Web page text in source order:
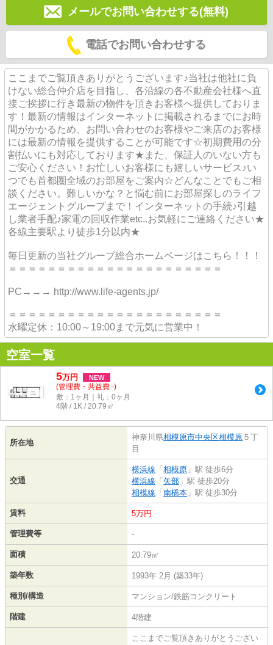
メールでお問い合わせする(無料)
電話でお問い合わせする
ここまでご覧頂きありがとうございます♪当社は他社に負
けない総合仲介店を目指し、各沿線の各不動産会社様へ直
接ご挨拶に行き最新の物件を頂きお客様へ提供しておりま
す！最新の情報はインターネットに掲載されるまでにお時
間がかかるため、お問い合わせのお客様やご来店のお客様
には最新の情報を提供することが可能です☆初期費用の分
割払いにも対応しております★また、保証人のいない方も
ご安心ください！お忙しいお客様にも嬉しいサービス♪い
つでも首都圏全域のお部屋をご案内☆どんなことでもご相
談ください。難しいかな？と悩む前にお部屋探しのライフ
エージェントグループまで！インターネットの手続♪引越
し業者手配♪家電の回収作業etc..お気軽にご連絡ください★
各線主要駅より徒歩1分以内★
毎日更新の当社グループ総合ホームページはこちら！！！
＝＝＝＝＝＝＝＝＝＝＝＝＝＝＝＝＝＝＝＝＝＝
PC→→→ http://www.life-agents.jp/
＝＝＝＝＝＝＝＝＝＝＝＝＝＝＝＝＝＝＝＝＝＝
水曜定休：10:00～19:00まで元気に営業中！
空室一覧
5万円 NEW
(管理費・共益費 -)
敷：1ヶ月｜礼：0ヶ月
4階 / 1K / 20.79㎡
所在地
神奈川県相模原市中央区相模原 ５丁
目
交通
横浜線 「 相模原 」駅 徒歩6分
横浜線 「 矢部 」駅 徒歩20分
相模線 「 南橋本 」駅 徒歩30分
賃料 5万円
管理費等 -
面積 20.79㎡
築年数 1993年 2月 (築33年)
種別/構造 マンション/鉄筋コンクリート
階建 4階建
ここまでご覧頂きありがとうござい